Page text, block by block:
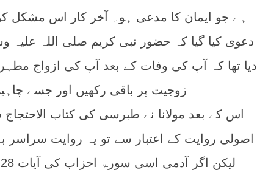
ہے جو ایمان کا مدعی ہو۔ آخر کار اس مشکل
دعوی کیا گیا کہ حضور نبی کریم صلی اللہ علیہ
دیا تھا کہ آپ کی وفات کے بعد آپ کی ازواج
زوجیت پر باقی رکھیں اور جسے